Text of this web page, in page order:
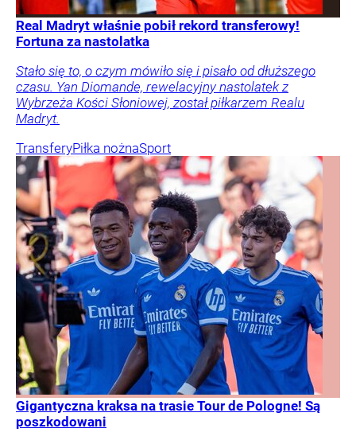
Real Madryt właśnie pobił rekord transferowy!
Fortuna za nastolatka
Stało się to, o czym mówiło się i pisało od dłuższego
czasu. Yan Diomande, rewelacyjny nastolatek z
Wybrzeża Kości Słoniowej, został piłkarzem Realu
Madryt.
TransferyPiłka nożnaSport
Gigantyczna kraksa na trasie Tour de Pologne! Są
poszkodowani